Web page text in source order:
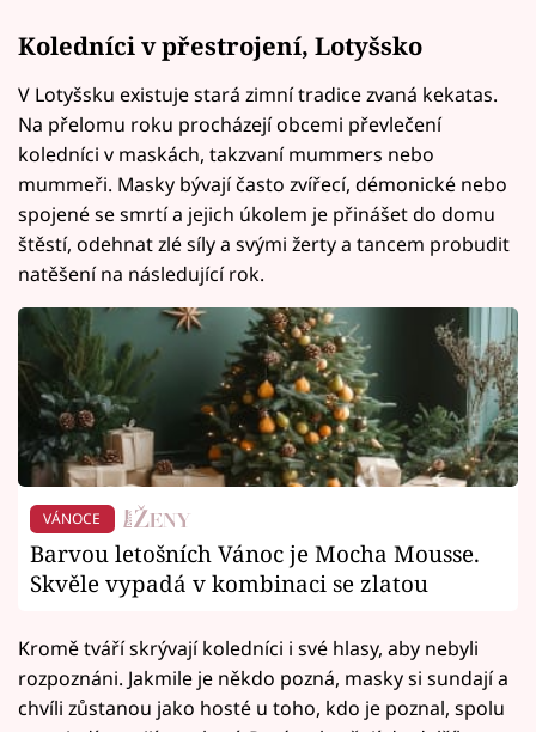
Koledníci v přestrojení, Lotyšsko
V Lotyšsku existuje stará zimní tradice zvaná kekatas.
Na přelomu roku procházejí obcemi převlečení
koledníci v maskách, takzvaní mummers nebo
mummeři. Masky bývají často zvířecí, démonické nebo
spojené se smrtí a jejich úkolem je přinášet do domu
štěstí, odehnat zlé síly a svými žerty a tancem probudit
natěšení na následující rok.
VÁNOCE
Barvou letošních Vánoc je Mocha Mousse.
Skvěle vypadá v kombinaci se zlatou
Kromě tváří skrývají koledníci i své hlasy, aby nebyli
rozpoznáni. Jakmile je někdo pozná, masky si sundají a
chvíli zůstanou jako hosté u toho, kdo je poznal, spolu